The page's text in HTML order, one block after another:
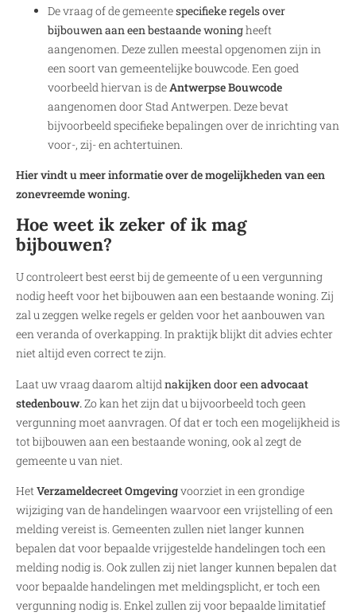
De vraag of de gemeentespecifieke regels over
bijbouwen aan een bestaande woningheeft
aangenomen. Deze zullen meestal opgenomen zijn in
een soort van gemeentelijke bouwcode. Een goed
voorbeeld hiervan is de Antwerpse Bouwcode
aangenomen door Stad Antwerpen. Deze bevat
bijvoorbeeld specifieke bepalingen over de inrichting van
voor-, zij- en achtertuinen.
Hier vindt u meer informatie over de mogelijkheden van een
zonevreemde woning.
Hoe weet ik zeker of ik mag
bijbouwen?
U controleert best eerst bij de gemeente of u een vergunning
nodig heeft voor het bijbouwen aan een bestaande woning. Zij
zal u zeggen welke regels er gelden voor het aanbouwen van
een veranda of overkapping. In praktijk blijkt dit advies echter
niet altijd even correct te zijn.
Laat uw vraag daarom altijd nakijken door een advocaat
stedenbouw.Zo kan het zijn dat u bijvoorbeeld toch geen
vergunning moet aanvragen. Of dat er toch een mogelijkheid is
tot bijbouwen aan een bestaande woning, ook al zegt de
gemeente u van niet.
HetVerzameldecreet Omgevingvoorziet in een grondige
wijziging van de handelingen waarvoor een vrijstelling of een
melding vereist is. Gemeenten zullen niet langer kunnen
bepalen dat voor bepaalde vrijgestelde handelingen toch een
melding nodig is. Ook zullen zij niet langer kunnen bepalen dat
voor bepaalde handelingen met meldingsplicht, er toch een
vergunning nodig is. Enkel zullen zij voor bepaalde limitatief